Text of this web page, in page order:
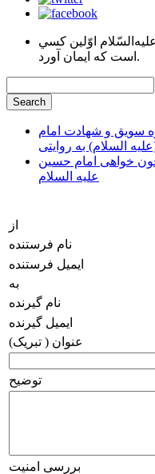
اوّلين كسي
است كه ايمان آورد.
سویق و شهادت امام
السلام) به روایتی
خون خواهی امام حسین
علیه السلام
از
نام فرستنده
ایمیل فرستنده
به
نام گیرنده
ایمیل گیرنده
عنوان ( تبریک)
توضیح
بررسی امنیت